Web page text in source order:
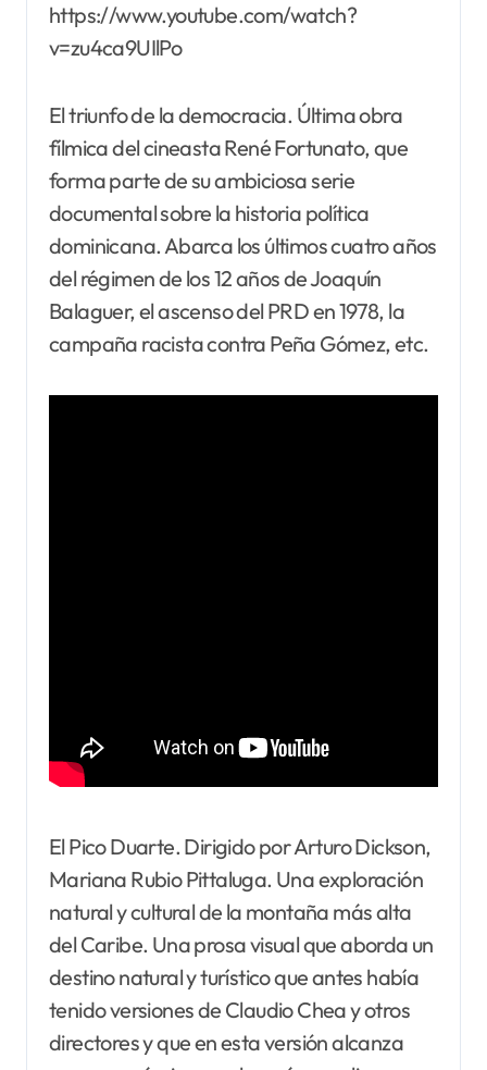
https://www.youtube.com/watch?
v=zu4ca9UIlPo
El triunfo de la democracia. Última obra
fílmica del cineasta René Fortunato, que
forma parte de su ambiciosa serie
documental sobre la historia política
dominicana. Abarca los últimos cuatro años
del régimen de los 12 años de Joaquín
Balaguer, el ascenso del PRD en 1978, la
campaña racista contra Peña Gómez, etc.
El Pico Duarte. Dirigido por Arturo Dickson,
Mariana Rubio Pittaluga. Una exploración
natural y cultural de la montaña más alta
del Caribe. Una prosa visual que aborda un
destino natural y turístico que antes había
tenido versiones de Claudio Chea y otros
directores y que en esta versión alcanza